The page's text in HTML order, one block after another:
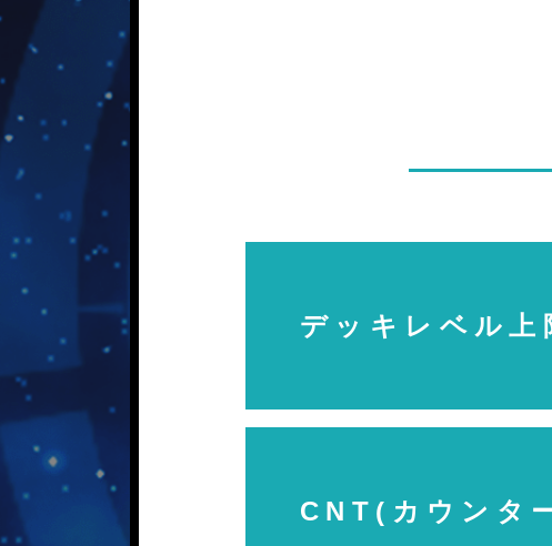
デッキレベル上
CNT(カウンタ